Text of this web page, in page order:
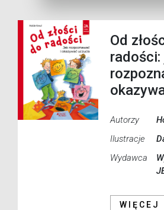
Od
radości:
Autorzy
Ilustracje
Wydawca
WIĘCEJ